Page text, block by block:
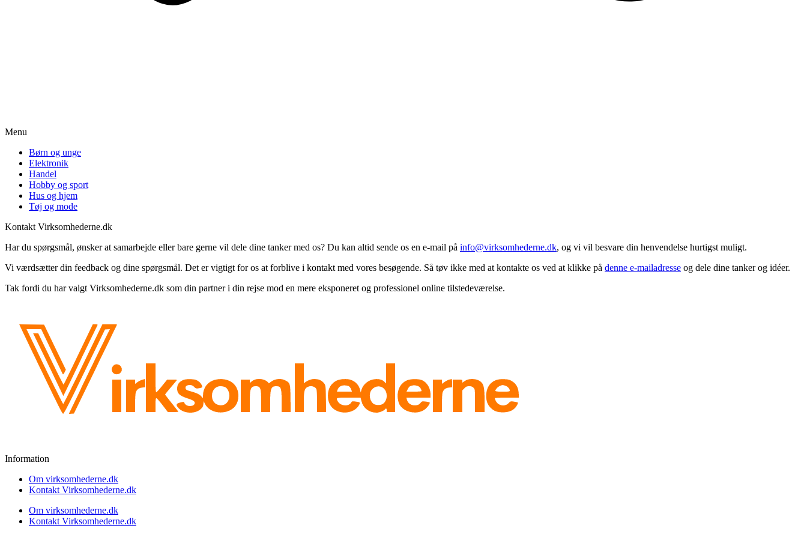
Menu
Børn og unge
Elektronik
Handel
Hobby og sport
Hus og hjem
Tøj og mode
Kontakt Virksomhederne.dk
Har du spørgsmål, ønsker at samarbejde eller bare gerne vil dele dine tanker med os? Du kan altid sende os en e-mail på info@virksomhederne.dk, og vi vil besvare din henvendelse hurtigst muligt.
Vi værdsætter din feedback og dine spørgsmål. Det er vigtigt for os at forblive i kontakt med vores besøgende. Så tøv ikke med at kontakte os ved at klikke på denne e-mailadresse og dele dine tanker og idéer.
Tak fordi du har valgt Virksomhederne.dk som din partner i din rejse mod en mere eksponeret og professionel online tilstedeværelse.
Information
Om virksomhederne.dk
Kontakt Virksomhederne.dk
Om virksomhederne.dk
Kontakt Virksomhederne.dk